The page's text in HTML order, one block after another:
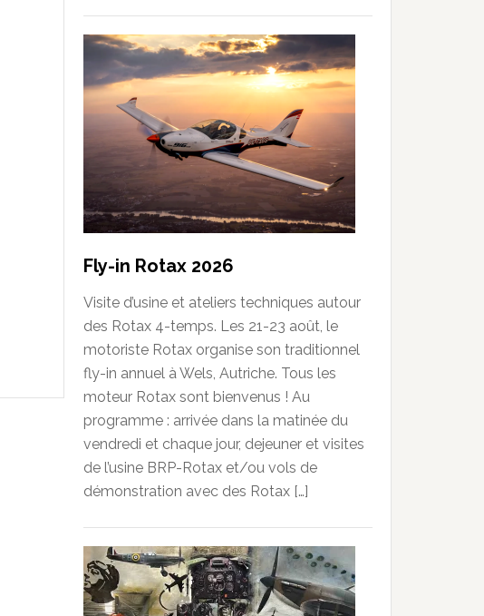
Fly-in Rotax 2026
Visite d’usine et ateliers techniques autour
des Rotax 4-temps. Les 21-23 août, le
motoriste Rotax organise son traditionnel
fly-in annuel à Wels, Autriche. Tous les
moteur Rotax sont bienvenus ! Au
programme : arrivée dans la matinée du
vendredi et chaque jour, dejeuner et visites
de l’usine BRP-Rotax et/ou vols de
démonstration avec des Rotax […]